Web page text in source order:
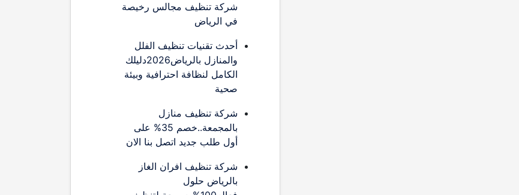
شركة تنظيف مجالس رخيصة
في الرياض
أحدث تقنيات تنظيف الفلل
والمنازل بالرياض2026دليلك
الكامل لنظافة احترافية وبيئة
صحية
شركة تنظيف منازل
بالمجمعة..خصم 35% على
أول طلب جديد اتصل بنا الان
شركة تنظيف افران الغاز
بالرياض حلول